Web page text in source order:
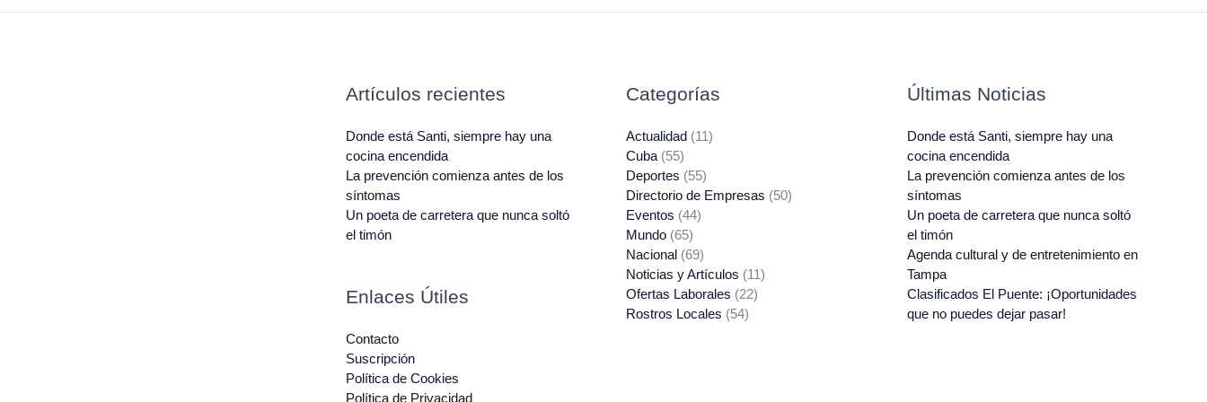
Artículos recientes
Donde está Santi, siempre hay una
cocina encendida
La prevención comienza antes de los
síntomas
Un poeta de carretera que nunca soltó
el timón
Enlaces Útiles
Contacto
Suscripción
Política de Cookies
Política de Privacidad
Categorías
Actualidad (11)
Cuba (55)
Deportes (55)
Directorio de Empresas (50)
Eventos (44)
Mundo (65)
Nacional (69)
Noticias y Artículos (11)
Ofertas Laborales (22)
Rostros Locales (54)
Últimas Noticias
Donde está Santi, siempre hay una
cocina encendida
La prevención comienza antes de los
síntomas
Un poeta de carretera que nunca soltó
el timón
Agenda cultural y de entretenimiento en
Tampa
Clasificados El Puente: ¡Oportunidades
que no puedes dejar pasar!